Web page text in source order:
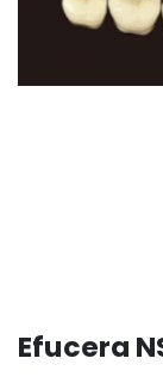
Efucera